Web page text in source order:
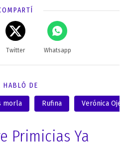
Twitter Whatsapp
HABLÓ DE
morla Rufina Verónica
Primicias Ya